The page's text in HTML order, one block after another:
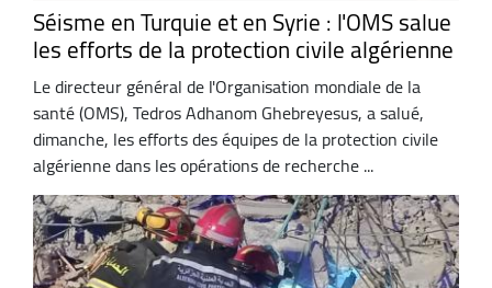
Séisme en Turquie et en Syrie : l'OMS salue
les efforts de la protection civile algérienne
Le directeur général de l'Organisation mondiale de la
santé (OMS), Tedros Adhanom Ghebreyesus, a salué,
dimanche, les efforts des équipes de la protection civile
algérienne dans les opérations de recherche ...